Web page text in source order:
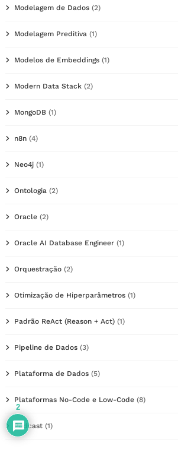
Modelagem de Dados (2)
Modelagem Preditiva (1)
Modelos de Embeddings (1)
Modern Data Stack (2)
MongoDB (1)
n8n (4)
Neo4j (1)
Ontologia (2)
Oracle (2)
Oracle AI Database Engineer (1)
Orquestração (2)
Otimização de Hiperparâmetros (1)
Padrão ReAct (Reason + Act) (1)
Pipeline de Dados (3)
Plataforma de Dados (5)
Plataformas No-Code e Low-Code (8)
Podcast (1)
2